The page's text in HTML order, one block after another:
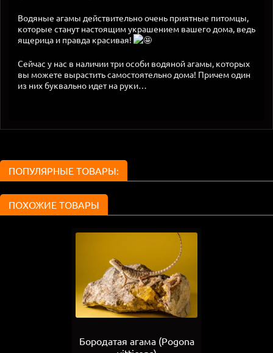
Водяные агамы действительно очень приятные питомцы,
которые станут настоящим украшением вашего дома, ведь
ящерица и правда красивая!
Сейчас у нас в наличии три особи водяной агамы, которых
вы можете вырастить самостоятельно дома! Причем один
из них буквально идет на руки…
ПОПУЛЯРНЫЕ ТОВАРЫ:
ПОХОЖИЕ ТОВАРЫ
Бородатая агама (Рogona